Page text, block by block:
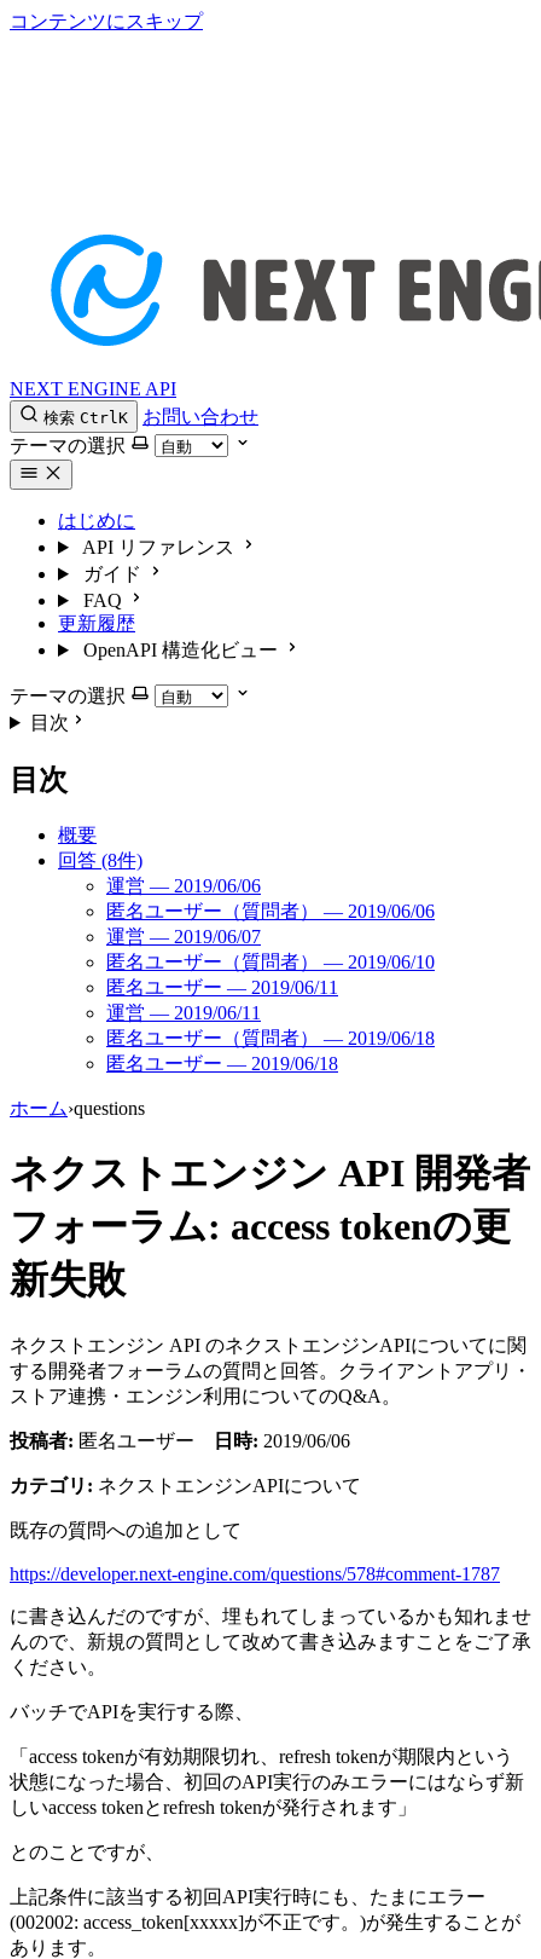
コンテンツにスキップ
NEXT ENGINE API
検索 CtrlK
お問い合わせ
テーマの選択
はじめに
API リファレンス
ガイド
FAQ
更新履歴
OpenAPI 構造化ビュー
テーマの選択
目次
目次
概要
回答 (8件)
運営 — 2019/06/06
匿名ユーザー（質問者） — 2019/06/06
運営 — 2019/06/07
匿名ユーザー（質問者） — 2019/06/10
匿名ユーザー — 2019/06/11
運営 — 2019/06/11
匿名ユーザー（質問者） — 2019/06/18
匿名ユーザー — 2019/06/18
ホーム›questions
ネクストエンジン API 開発者
フォーラム: access tokenの更
新失敗
ネクストエンジン API のネクストエンジンAPIについてに関
する開発者フォーラムの質問と回答。クライアントアプリ・
ストア連携・エンジン利用についてのQ&A。
投稿者: 匿名ユーザー 日時: 2019/06/06
カテゴリ: ネクストエンジンAPIについて
既存の質問への追加として
https://developer.next-engine.com/questions/578#comment-1787
に書き込んだのですが、埋もれてしまっているかも知れませ
んので、新規の質問として改めて書き込みますことをご了承
ください。
バッチでAPIを実行する際、
「access tokenが有効期限切れ、refresh tokenが期限内という
状態になった場合、初回のAPI実行のみエラーにはならず新
しいaccess tokenとrefresh tokenが発行されます」
とのことですが、
上記条件に該当する初回API実行時にも、たまにエラー
(002002: access_token[xxxxx]が不正です。)が発生することが
あります。